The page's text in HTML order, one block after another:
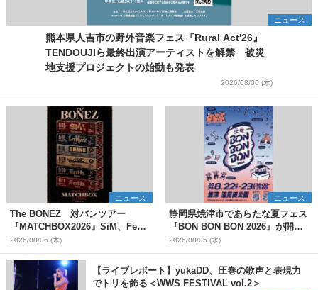
ニュース
熊本県人吉市の野外音楽フェス『Rural Act'26』
TENDOUJIら最終出演アーティストを解禁 被災
地支援プロジェクトの始動も発表
2026/08/06 (木)
ニュース
The BONEZ 対バンツアー
『MATCHBOX2026』SiM、Fear,
and Loathing in Las Vegasら対
バンアーティストを一斉解禁
2026/08/06 (木)
ニュース
静岡県焼津市であらたな夏フェス
『BON BON BON 2026』が開
催 音楽ライブ×盆踊り×DJ×屋台
グルメ×ランタンナイトで彩る2日
間
2026/08/05 (水)
【ライブレポート】yukaDD、圧巻の歌声と表現力
でトリを飾る＜WWS FESTIVAL vol.2＞